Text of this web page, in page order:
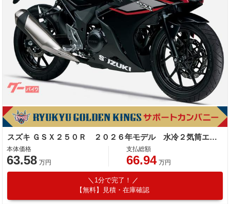
スズキ ＧＳＸ２５０Ｒ ２０２６年モデル 水冷２気筒エンジン
本体価格
63.58 万円
支払総額
66.94 万円
1分で完了！
【無料】見積・在庫確認